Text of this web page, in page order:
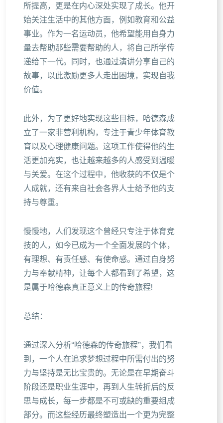
所提高，更是在内心深处实现了成长。他开
始关注生活中的其他方面，例如教育和公益
事业。作为一名运动员，他希望能用自身力
量去帮助那些需要帮助的人，将自己所学传
递给下一代。同时，也通过演讲分享自己的
故事，以此激励更多人走出困境，实现自我
价值。
此外，为了更好地实现这些目标，哈德森成
立了一家非营利机构，专注于青少年体育教
育以及心理健康问题。这项工作使得他的生
活更加充实，也让越来越多的人感受到温暖
与关爱。在这个过程中，他收获的不仅是个
人成就，还有来自社会各界人士给予他的支
持与尊重。
慢慢地，人们发现这个曾经只专注于体育竞
技的人，如今已成为一个全面发展的个体，
有理想、有责任感、有使命感。通过自身努
力与奉献精神，让每个人都看到了希望，这
是属于哈德森真正意义上的传奇旅程!
总结：
通过深入分析“哈德森的传奇旅程”，我们看
到，一个人在追求梦想过程中所需付出的努
力与坚持是无比宝贵的。无论是在早期奋斗
阶段还是职业生涯中，再到人生转折后的反
思与成长，每一步都是不可或缺的重要组成
部分。而这些经历最终塑造出一个更为完整